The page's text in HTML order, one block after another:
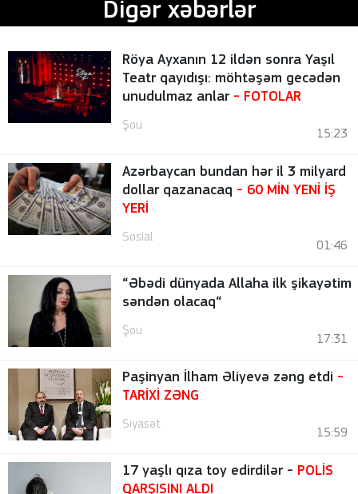
Digər xəbərlər
Röya Ayxanın 12 ildən sonra Yaşıl
Teatr qayıdışı: möhtəşəm gecədən
unudulmaz anlar - FOTOLAR
Şou
15:23
Azərbaycan bundan hər il 3 milyard
dollar qazanacaq - 60 MİN YENİ İŞ
YERİ
Sosial
01:46
“Əbədi dünyada Allaha ilk şikayətim
səndən olacaq“
Şou
17:31
Paşinyan İlham Əliyevə zəng etdi -
TARİXİ ZƏNG
Siyasət
15:59
17 yaşlı qıza toy edirdilər - POLİS
QARŞISINI ALDI